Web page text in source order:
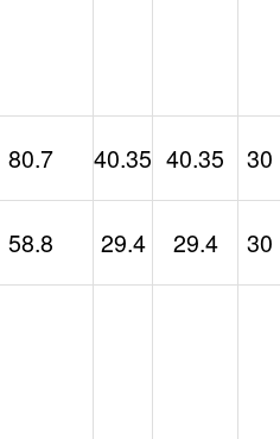
80.7 40.35 40.35 30
58.8 29.4 29.4 30